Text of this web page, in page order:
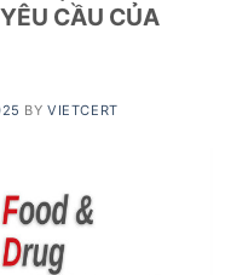
CẦU CỦA
BYVIETCERT